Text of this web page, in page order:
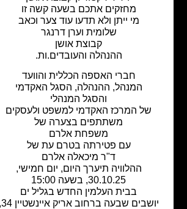
מחזקים אתכם בשעה קשה זו
מי ייתן ולא תדעו עוד צער וכאב
שלומית וערן דרנגר
קבוצת אושן
ההנהלה והעובדים.ות.
חברי האספה הכללית והוועד
המנהל, ההנהלה, הסגל האקדמי
והסגל המנהלי
של המרכז האקדמי למשפט ולעסקים
משתתפים בצערה של
משפחת אלרם
עם פטירתה בטרם עת של
ד"ר מיכאלה אלרם
ההלוויה תיערך היום, יום חמישי,
30.10.25, בשעה 15:00
בבית העלמין החדש בגליל ים
שבעה ברחוב אריק איינשטיין 34,